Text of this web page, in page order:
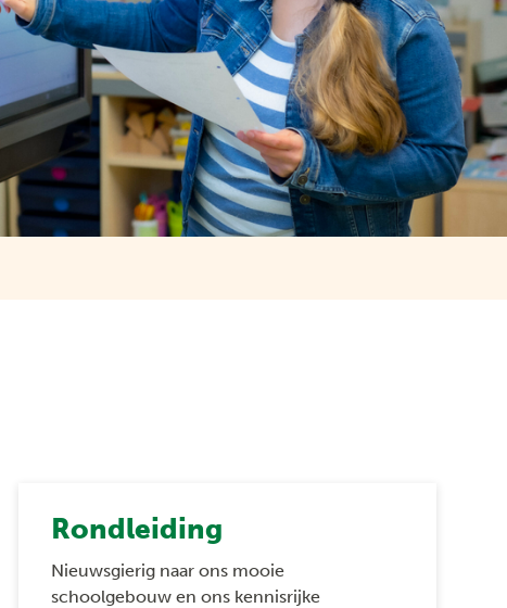
Rondleiding
Nieuwsgierig naar ons mooie
schoolgebouw en ons kennisrijke